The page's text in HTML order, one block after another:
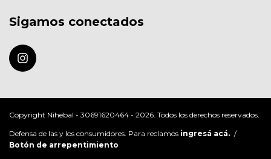
Sigamos conectados
Copyright Nihebal - 30691620464 - 2026. Todos los derechos reservados.
Defensa de las y los consumidores. Para reclamos ingresá acá. /
Botón de arrepentimiento